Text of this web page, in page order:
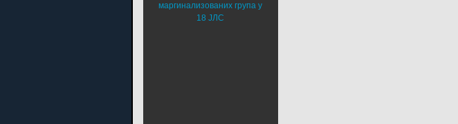
маргинализованих група у
18 ЈЛС